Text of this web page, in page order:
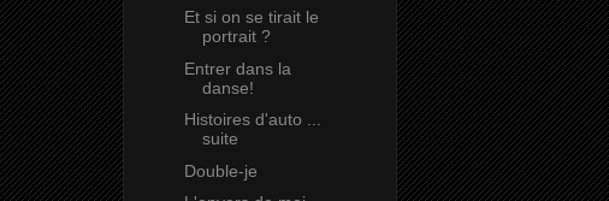
Et si on se tirait le
portrait ?
Entrer dans la
danse!
Histoires d'auto ...
suite
Double-je